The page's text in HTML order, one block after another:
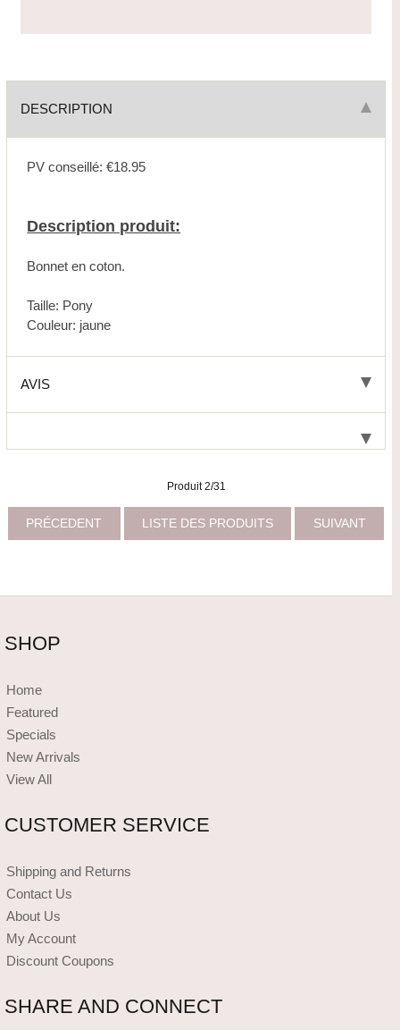
DESCRIPTION
PV conseillé: €18.95
Description produit:
Bonnet en coton.
Taille: Pony
Couleur: jaune
AVIS
Produit 2/31
PRÉCEDENT LISTE DES PRODUITS SUIVANT
SHOP
Home
Featured
Specials
New Arrivals
View All
CUSTOMER SERVICE
Shipping and Returns
Contact Us
About Us
My Account
Discount Coupons
SHARE AND CONNECT